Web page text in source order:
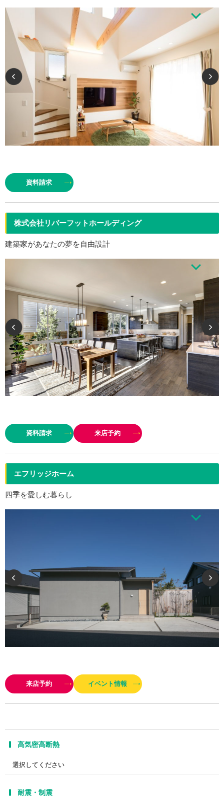
の特性もご理解いただけるよう、寄り添いながら住まいづくりを進めていき
ます。家づくりは完成して終わりではなく、始まりです。暮らし始めて…
資料請求
株式会社リバーフットホールディング
建築家があなたの夢を自由設計
心です。デザインも費用も開示します。ハウスメーカーのように営業マンも
展示場も、ましてや高額な販促チラシも撒きません。だからこそお客様…
資料請求 来店予約
エフリッジホーム
四季を愛しむ暮らし
然の感触があり、自然が香ります。 私たちの願いは、そんな住まいをつくり
続けることです。
来店予約 イベント情報
高気密高断熱
耐震・制震